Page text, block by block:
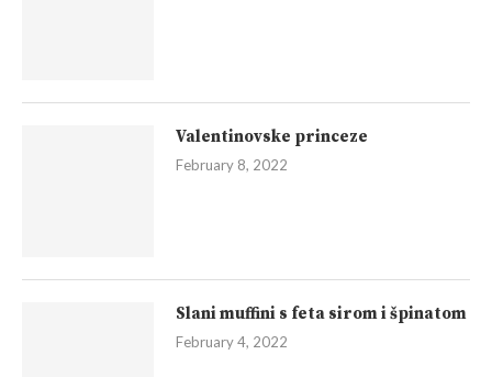
Valentinovske princeze
February 8, 2022
Slani muffini s feta sirom i špinatom
February 4, 2022